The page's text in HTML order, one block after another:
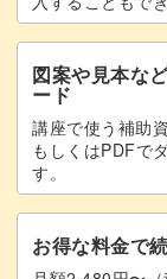
リエーションが
立体感がある分
大切。
最後まで丁寧に
図案や見本な
ード
講座で使う補助
もしくはPDFで
す。
お得な料金で